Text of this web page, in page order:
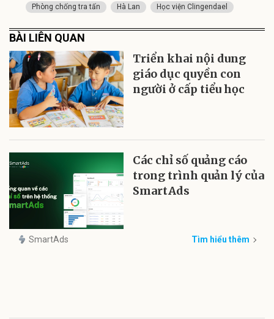
Phòng chống tra tấn
Hà Lan Học viện Clingendael
BÀI LIÊN QUAN
Triển khai nội dung
giáo dục quyền con
người ở cấp tiểu học
Các chỉ số quảng cáo
trong trình quản lý của
SmartAds
SmartAds Tìm hiểu thêm